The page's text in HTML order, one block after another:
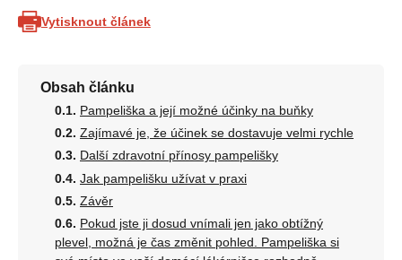
Vytisknout článek
Obsah článku
Pampeliška a její možné účinky na buňky
Zajímavé je, že účinek se dostavuje velmi rychle
Další zdravotní přínosy pampelišky
Jak pampelišku užívat v praxi
Závěr
Pokud jste ji dosud vnímali jen jako obtížný
plevel, možná je čas změnit pohled. Pampeliška si